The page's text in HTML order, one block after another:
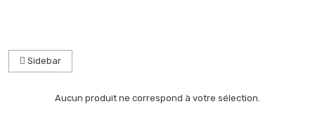
Sidebar
Aucun produit ne correspond à votre sélection.